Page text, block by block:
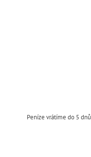
Peníze vrátíme do 5 dnů